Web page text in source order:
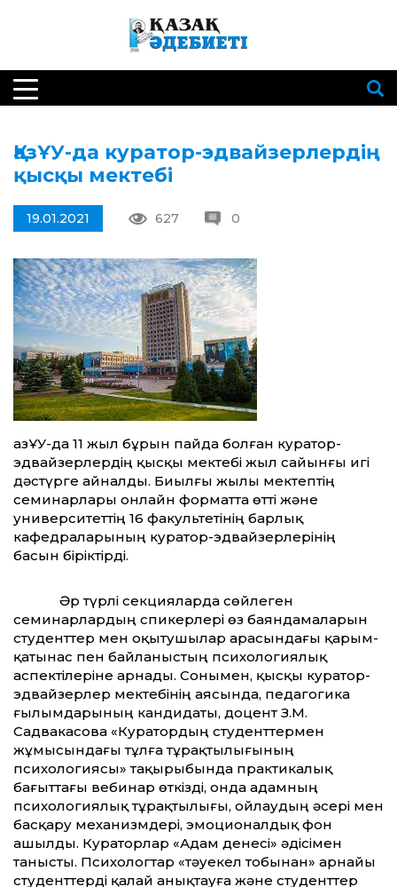
ҚазҰУ-да куратор-эдвайзерлердің
қысқы мектебі
19.01.2021 627 0
ҚазҰУ-да 11 жыл бұрын пайда болған куратор-
эдвайзерлердің қысқы мектебі жыл сайынғы игі
дәстүрге айналды. Биылғы жылы мектептің
семинарлары онлайн форматта өтті және
университеттің 16 факультетінің барлық
кафедраларының куратор-эдвайзерлерінің
басын біріктірді.
Әр түрлі секцияларда сөйлеген
семинарлардың спикерлері өз баяндамаларын
студенттер мен оқытушылар арасындағы қарым-
қатынас пен байланыстың психологиялық
аспектілеріне арнады. Сонымен, қысқы куратор-
эдвайзерлер мектебінің аясында, педагогика
ғылымдарының кандидаты, доцент З.М.
Садвакасова «Куратордың студенттермен
жұмысындағы тұлға тұрақтылығының
психологиясы» тақырыбында практикалық
бағыттағы вебинар өткізді, онда адамның
психологиялық тұрақтылығы, ойлаудың әсері мен
басқару механизмдері, эмоционалдық фон
ашылды. Кураторлар «Адам денесі» әдісімен
танысты. Психологтар «тәуекел тобынан» арнайы
студенттерді қалай анықтауға және студенттер